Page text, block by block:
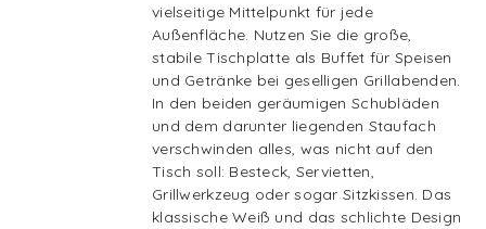
vielseitige Mittelpunkt für jede
Außenfläche. Nutzen Sie die große,
stabile Tischplatte als Buffet für Speisen
und Getränke bei geselligen Grillabenden.
In den beiden geräumigen Schubläden
und dem darunter liegenden Staufach
verschwinden alles, was nicht auf den
Tisch soll: Besteck, Servietten,
Grillwerkzeug oder sogar Sitzkissen. Das
klassische Weiß und das schlichte Design